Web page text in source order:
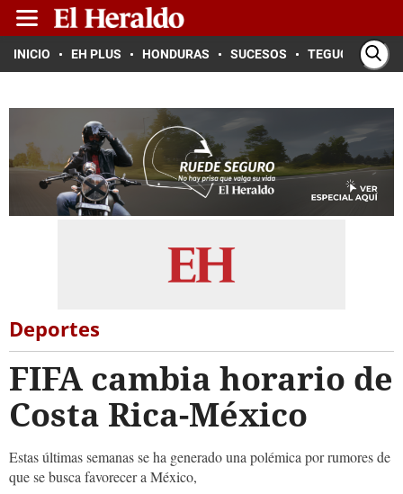
INICIO EH PLUS HONDURAS SUCESOS TEGUCIGALPA
Deportes
FIFA cambia horario de
Costa Rica-México
Estas últimas semanas se ha generado una polémica por rumores de
que se busca favorecer a México,